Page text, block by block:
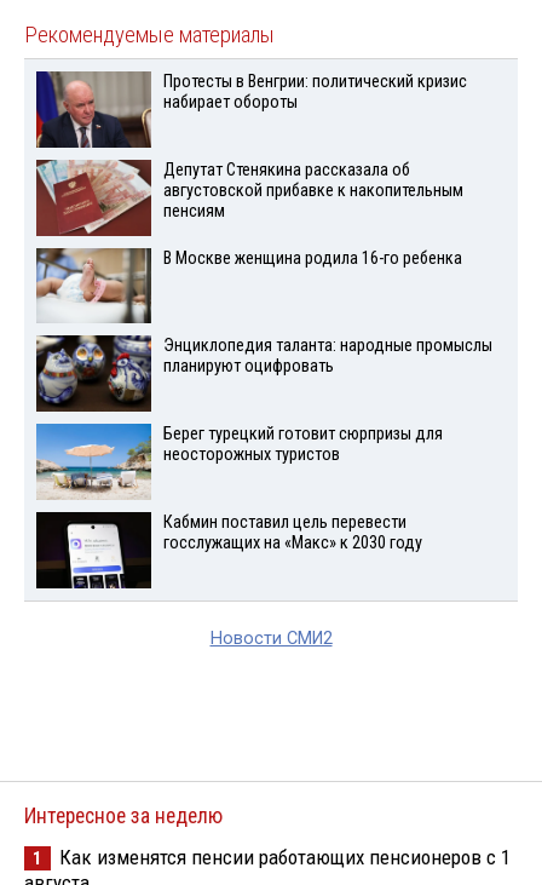
Рекомендуемые материалы
Протесты в Венгрии: политический кризис
набирает обороты
Депутат Стенякина рассказала об
августовской прибавке к накопительным
пенсиям
В Москве женщина родила 16-го ребенка
Энциклопедия таланта: народные промыслы
планируют оцифровать
Берег турецкий готовит сюрпризы для
неосторожных туристов
Кабмин поставил цель перевести
госслужащих на «Макс» к 2030 году
Новости СМИ2
Интересное за неделю
1
Как изменятся пенсии работающих пенсионеров с 1